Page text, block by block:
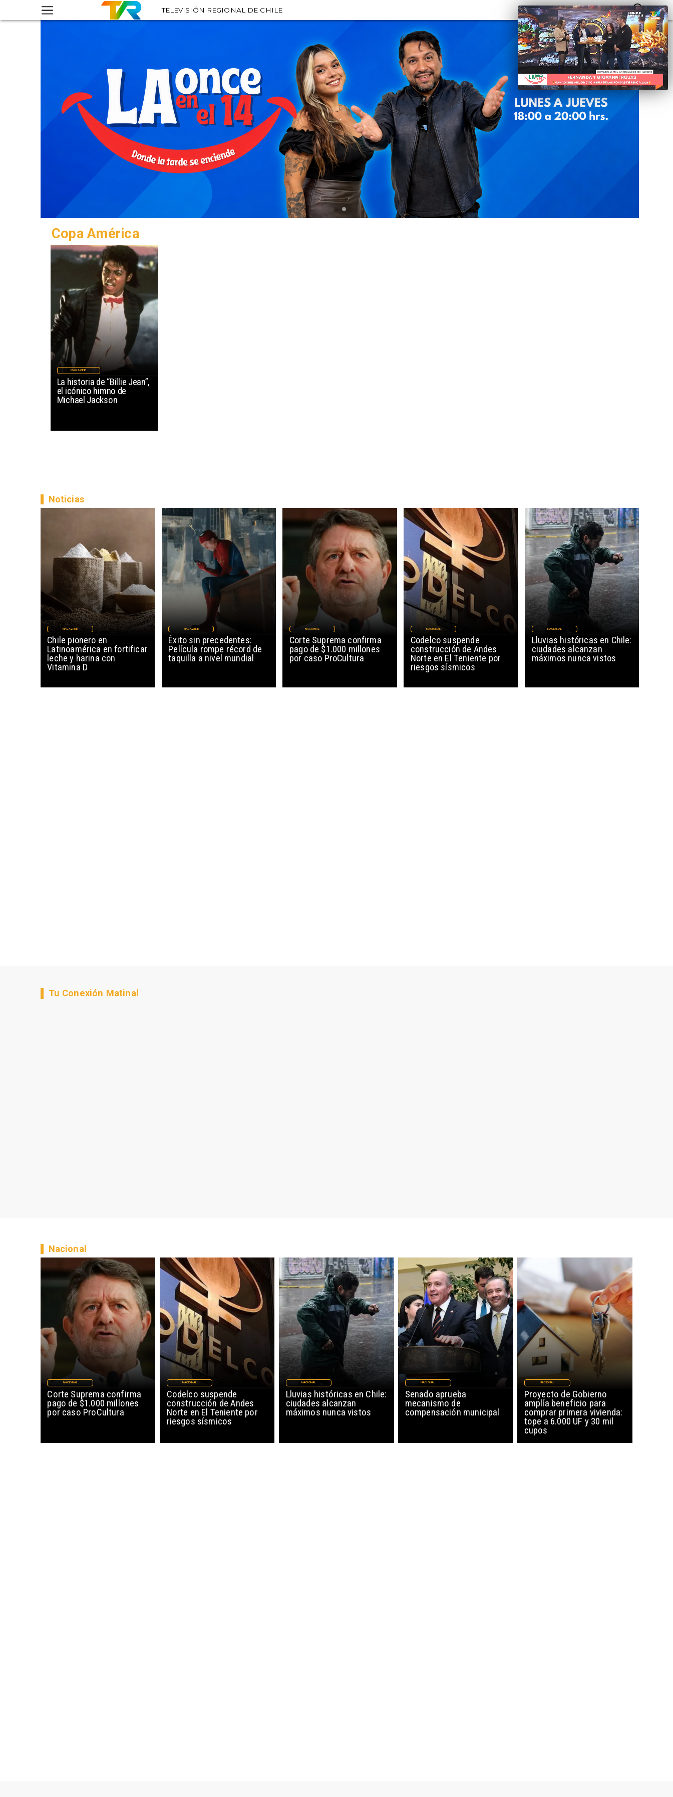
TELEVISIÓN REGIONAL DE CHILE
Copa América
La historia de “Billie Jean”,
el icónico himno de
Michael Jackson
MAGAZINE
Chile pionero en
Latinoamérica en fortificar
leche y harina con
Vitamina D
MAGAZINE
Noticias
Éxito sin precedentes:
Película rompe récord de
taquilla a nivel mundial
MAGAZINE
Corte Suprema confirma
pago de $1.000 millones
por caso ProCultura
NACIONAL
Codelco suspende
construcción de Andes
Norte en El Teniente por
riesgos sísmicos
NACIONAL
Lluvias históricas en Chile:
ciudades alcanzan
máximos nunca vistos
NACIONAL
Tu Conexión Matinal
Corte Suprema confirma
pago de $1.000 millones
por caso ProCultura
NACIONAL
Codelco suspende
construcción de Andes
Norte en El Teniente por
riesgos sísmicos
NACIONAL
Lluvias históricas en Chile:
ciudades alcanzan
máximos nunca vistos
NACIONAL
Senado aprueba
mecanismo de
compensación municipal
NACIONAL
Proyecto de Gobierno
amplía beneficio para
comprar primera vivienda:
tope a 6.000 UF y 30 mil
cupos
NACIONAL
Nacional